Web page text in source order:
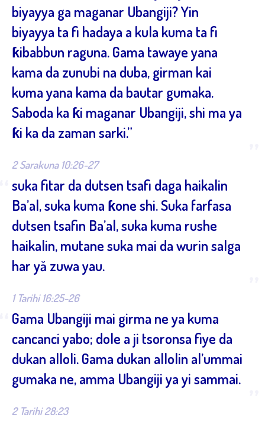
biyayya ga maganar Ubangiji? Yin
biyayya ta fi hadaya a kula kuma ta fi
ƙibabbun raguna. Gama tawaye yana
kama da zunubi na duba, girman kai
kuma yana kama da bautar gumaka.
Saboda ka ƙi maganar Ubangiji, shi ma ya
ƙi ka da zaman sarki.”
2 Sarakuna 10:26-27
suka fitar da dutsen tsafi daga haikalin
Ba’al, suka kuma ƙone shi. Suka farfasa
dutsen tsafin Ba’al, suka kuma rushe
haikalin, mutane suka mai da wurin salga
har yă zuwa yau.
1 Tarihi 16:25-26
Gama Ubangiji mai girma ne ya kuma
cancanci yabo; dole a ji tsoronsa fiye da
dukan alloli. Gama dukan allolin al’ummai
gumaka ne, amma Ubangiji ya yi sammai.
2 Tarihi 28:23